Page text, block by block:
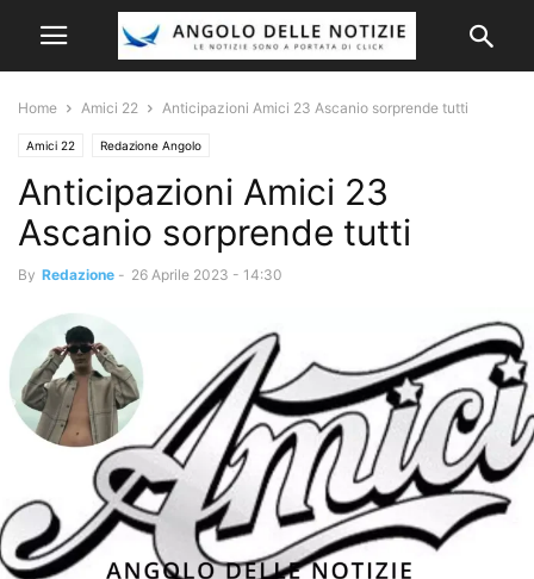
Home Amici 22 Anticipazioni Amici 23 Ascanio sorprende tutti
Amici 22 Redazione Angolo
Anticipazioni Amici 23
Ascanio sorprende tutti
By Redazione - 26 Aprile 2023 - 14:30